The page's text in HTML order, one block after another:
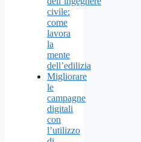
civile:
come
lavora
la
mente
dell’edilizia
Migliorare
le
campagne
digitali
con
l’utilizzo